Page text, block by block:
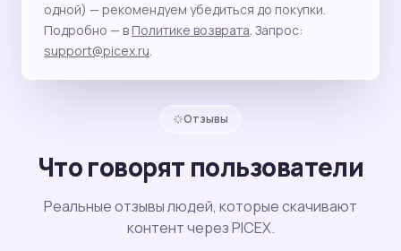
одной) — рекомендуем убедиться до покупки.
Подробно — в Политике возврата. Запрос:
support@picex.ru.
Отзывы
Что говорят пользователи
Реальные отзывы людей, которые скачивают
контент через PICEX.